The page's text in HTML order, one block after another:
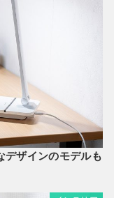
デザインのモデルも